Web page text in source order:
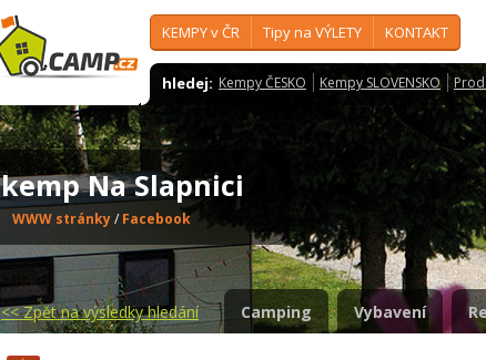
KEMPY v ČR Tipy na VÝLETY KONTAKT
hledej: Kempy ČESKO Kempy SLOVENSKO
kemp Na Slapnici
WWW stránky/ Facebook
<<Zpět na výsledky hledání Camping Vybavení